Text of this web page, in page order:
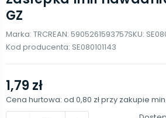
GZ
Marka: TRCREAN: 5905261593757SKU:
Kod producenta: SE080101143
1,79 zł
Cena hurtowa: od 0,80 złprzy zakupie min.